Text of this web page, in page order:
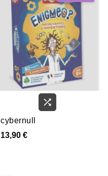

cybernull
13,90 €